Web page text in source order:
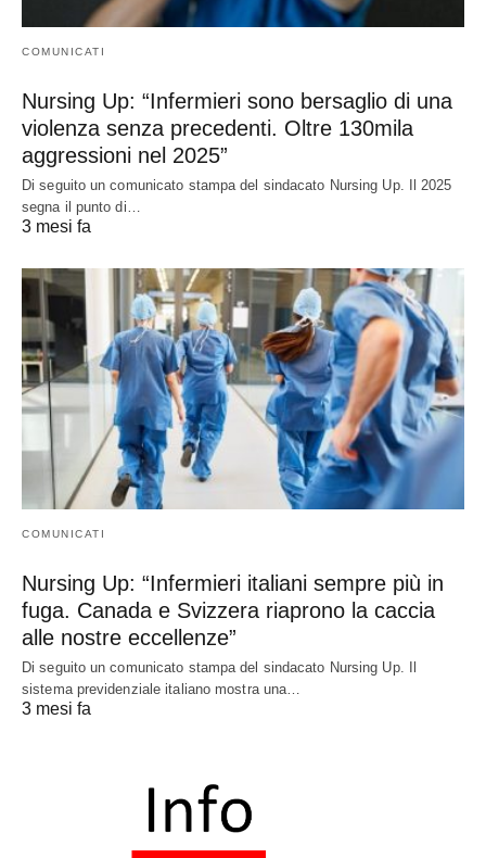
COMUNICATI
Nursing Up: “Infermieri sono bersaglio di una
violenza senza precedenti. Oltre 130mila
aggressioni nel 2025”
Di seguito un comunicato stampa del sindacato Nursing Up. Il 2025
segna il punto di…
3 mesi fa
COMUNICATI
Nursing Up: “Infermieri italiani sempre più in
fuga. Canada e Svizzera riaprono la caccia
alle nostre eccellenze”
Di seguito un comunicato stampa del sindacato Nursing Up. Il
sistema previdenziale italiano mostra una…
3 mesi fa